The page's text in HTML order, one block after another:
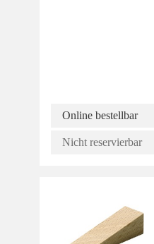
Online bestellbar
Nicht reservierbar